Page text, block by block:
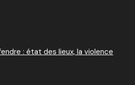
: état des lieux, la violence